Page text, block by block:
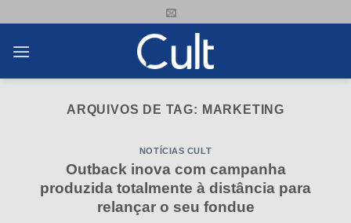
content
ARQUIVOS DE TAG: MARKETING
NOTÍCIAS CULT
Outback inova com campanha
produzida totalmente à distância para
relançar o seu fondue